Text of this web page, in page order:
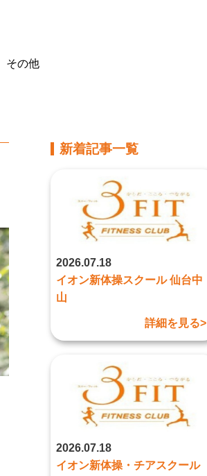
その他
新着記事一覧
2026.07.18
イオン新体操スクール 仙台中
山
詳細を見る>
2026.07.18
イオン新体操・チアスクール